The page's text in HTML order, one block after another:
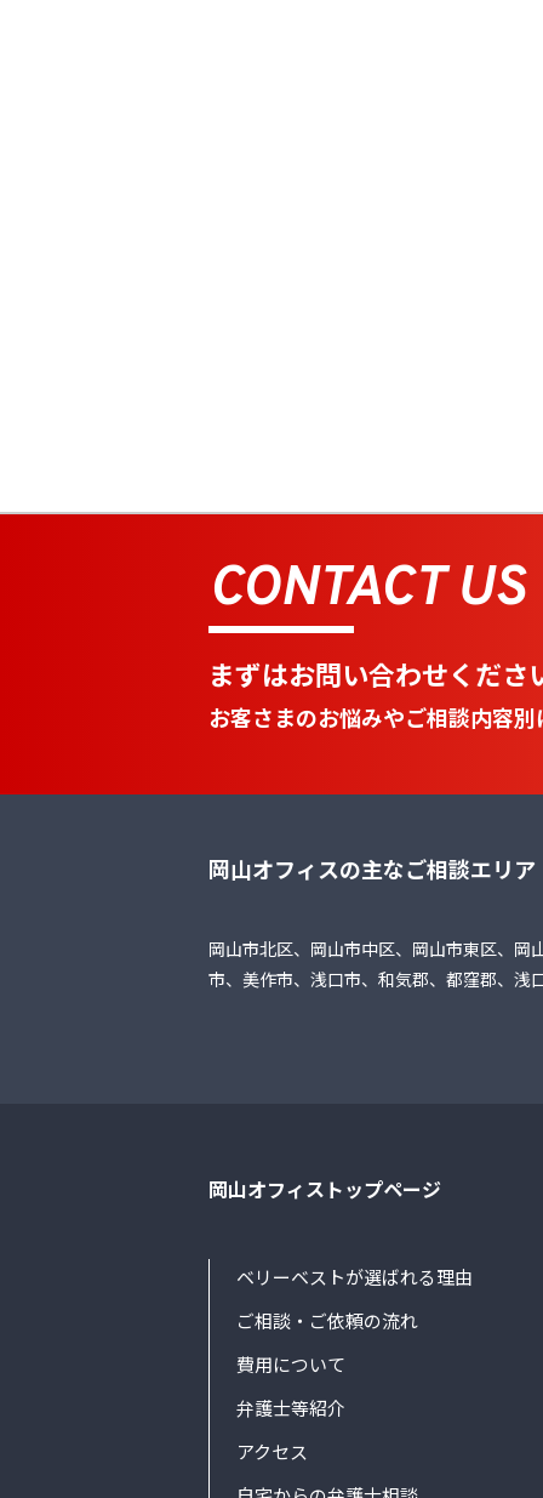
CONTACT US
まずはお問い合わせくださ
お客さまのお悩みやご相談内容
岡山オフィスの主なご相談エリア
岡山市北区、岡山市中区、岡山市東区、
市、美作市、浅口市、和気郡、都窪郡、浅
岡山オフィストップページ
ベリーベストが選ばれる理由
ご相談・ご依頼の流れ
費用について
弁護士等紹介
アクセス